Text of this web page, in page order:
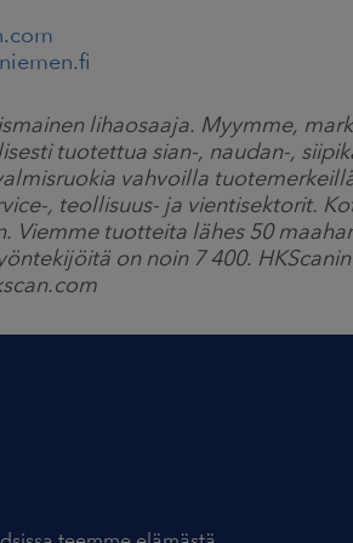
lihaosaaja. Myymme,
tuotettua sian-, naudan-,
vahvoilla
, teollisuus- ja vientisektorit.
Viemme tuotteita lähes 50
on noin 7 400.